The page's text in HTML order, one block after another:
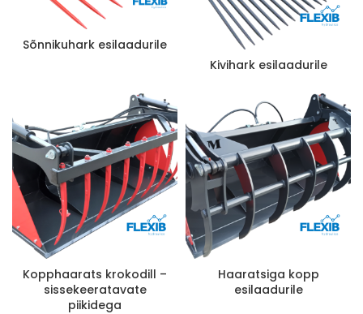
Sõnnikuhark esilaadurile
Kivihark esilaadurile
Kopphaarats krokodill –
sissekeeratavate
piikidega
Haaratsiga kopp
esilaadurile